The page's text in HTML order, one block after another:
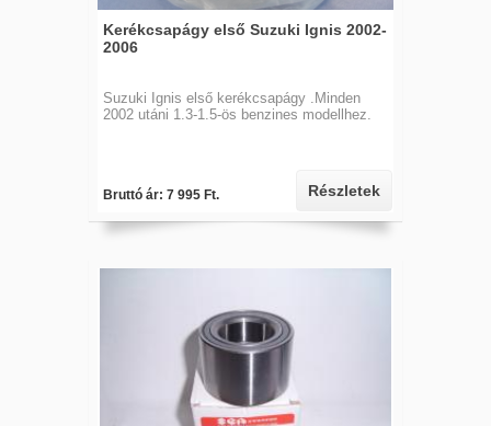
Kerékcsapágy első Suzuki Ignis 2002-
2006
Suzuki Ignis első kerékcsapágy .Minden
2002 utáni 1.3-1.5-ös benzines modellhez.
Bruttó ár: 7 995 Ft. Részletek